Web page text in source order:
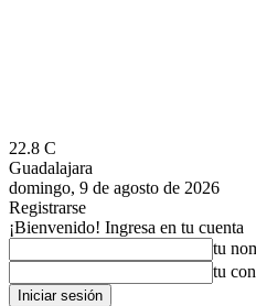
22.8 C
Guadalajara
domingo, 9 de agosto de 2026
Registrarse
¡Bienvenido! Ingresa en tu cuenta
tu
tu